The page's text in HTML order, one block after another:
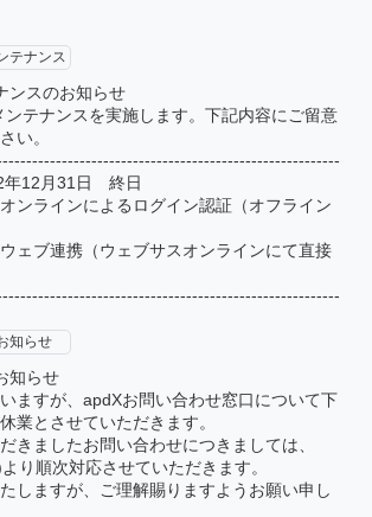
テナンス
ンスのお知らせ
テナンスを実施します。下記内容にご留意
い。
年12月31日 終日
ンラインによるログイン認証（オフライン
ェブ連携（ウェブサスオンラインにて直接
知らせ
知らせ
ますが、apdXお問い合わせ窓口について下
業とさせていただきます。
きましたお問い合わせにつきましては、
り順次対応させていただきます。
しますが、ご理解賜りますようお願い申し